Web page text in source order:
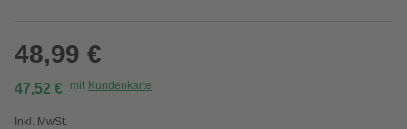
48,99 €
47,52 € mit Kundenkarte
Inkl. MwSt.